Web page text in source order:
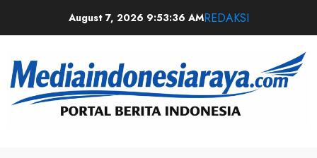
August 7, 2026 9:53:36 AMREDAKSI